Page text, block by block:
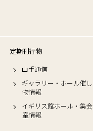
定期刊行物
山手通信
ギャラリー・ホール催し
物情報
イギリス館ホール・集会
室情報